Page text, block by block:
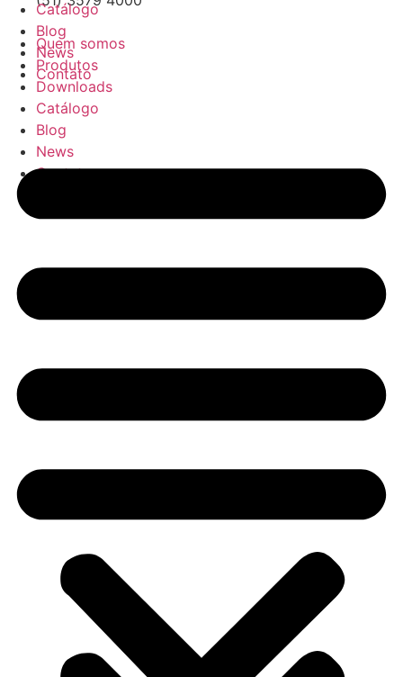
Quem somos
Produtos
Downloads
Catálogo
Blog
News
Contato
Catálogo
Blog
News
Contato